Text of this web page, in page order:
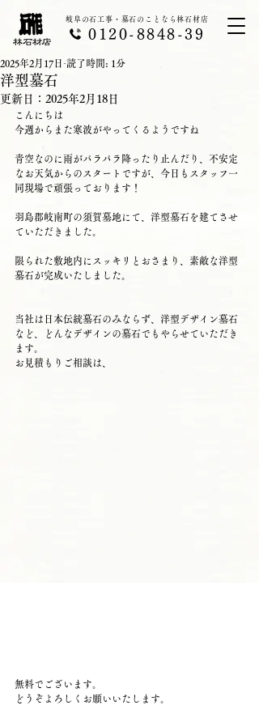
岐阜の石工事・墓石のことなら林石材店
0120-8848-39
洋型墓石
2025年2月17日 読了時間: 1分
更新日： 2025年2月18日
こんにちは
今週からまた寒波がやってくるようですね
青空なのに雨がパラパラ降ったり止んだり、不安定
なお天気からのスタートですが、今日もスタッフ一
同現場で頑張っております！
羽島郡岐南町の須賀墓地にて、洋型墓石を建てさせ
ていただきました。
限られた敷地内にスッキリとおさまり、素敵な洋型
墓石が完成いたしました。
当社は日本伝統墓石のみならず、洋型デザイン墓石
など、どんなデザインの墓石でもやらせていただき
ます。
お見積もりご相談は、
無料でございます。
どうぞよろしくお願いいたします。